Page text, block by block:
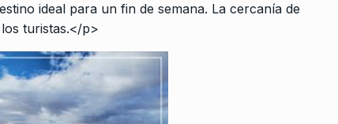
ideal para un fin de semana. La cercanía de
turistas.</p>